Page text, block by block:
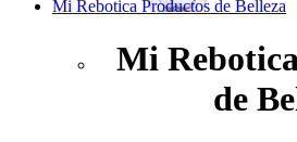
Mi Rebotica Productos de Belleza
Mi
de